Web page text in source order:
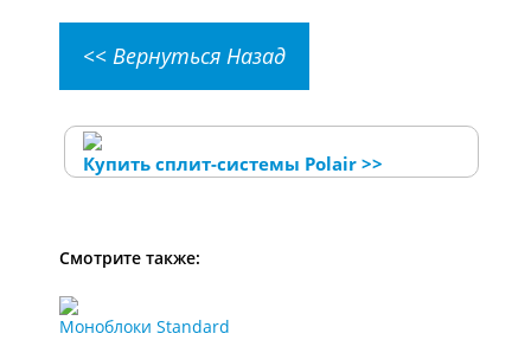
<< Вернуться Назад
Купить сплит-системы Polair >>
Смотрите также:
Моноблоки Standard